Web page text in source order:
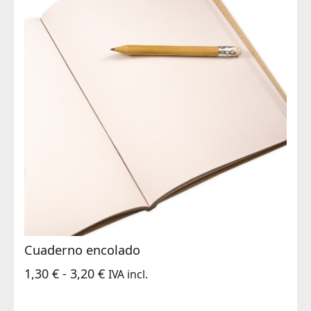
Cuaderno encolado
1,30 € - 3,20 €Rango
IVA incl.